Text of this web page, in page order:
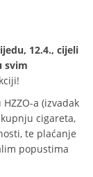
12.4., cijeli
svim
a (izvadak
cigareta,
te plaćanje
popustima